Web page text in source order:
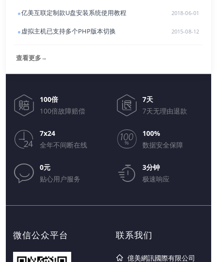
亿美互联定制款U盘安装系统使用教程 2018-06-01
虚拟主机已支持多个PHP版本切换 2015-08-12
查看更多→
100倍
100倍故障赔偿
7天
7天无理由退款
7x24
全年不间断在线
100%
数据安全保障
0元
贴心用户服务
3分钟
极速响应
微信公众平台 联系我们
億美網訊國際有限公司